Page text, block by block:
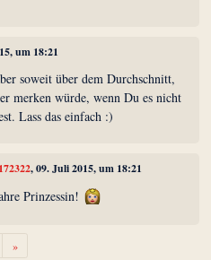
um 18:21
soweit über dem Durchschnitt,
merken würde, wenn Du es nicht
Lass das einfach :)
, 09. Juli 2015, um 18:21
Prinzessin!
»Weiter